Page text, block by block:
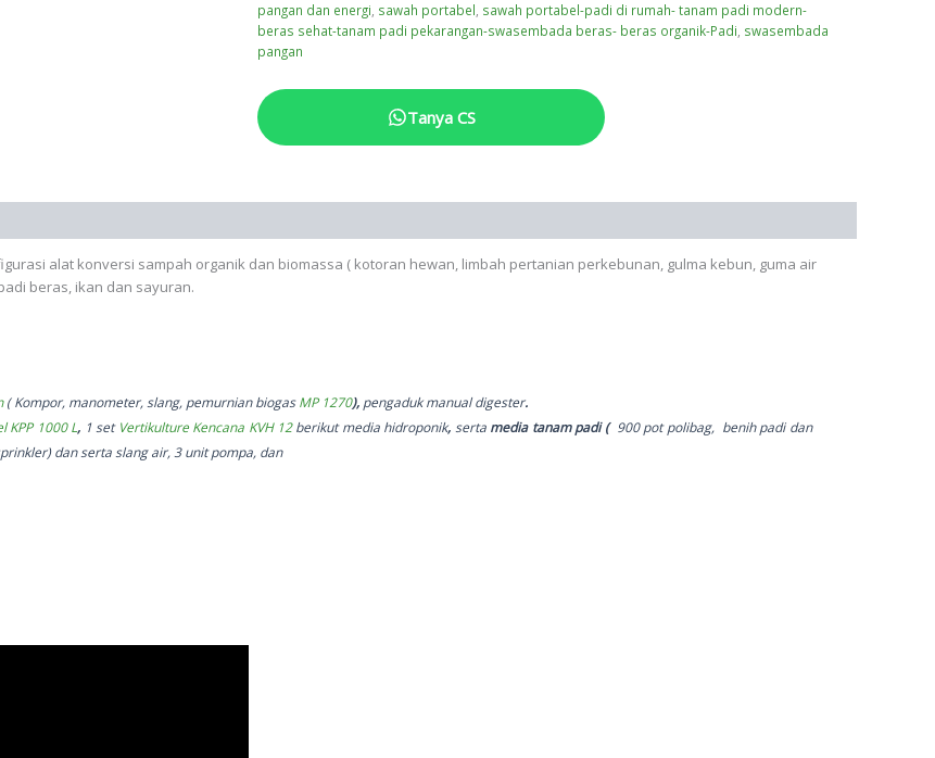
pangan dan energi sawah portabel sawah portabel-padi di rumah- tanam padi modern-
beras sehat-tanam padi pekarangan-swasembada beras- beras organik-Padi swasembada
pangan
Tanya CS
alat konversi sampah organik dan biomassa ( kotoran hewan, limbah pertanian perkebunan, gulma kebun, guma air
beras, ikan dan sayuran.
( Kompor, manometer, slang, pemurnian biogasMP 1270), pengaduk manual digester.
KPP 1000 L, 1 set Vertikulture Kencana KVH 12 berikut media hidroponik, sertamedia tanam padi ( 900 pot polibag, benih padi dan
dan serta slang air, 3 unit pompa, dan